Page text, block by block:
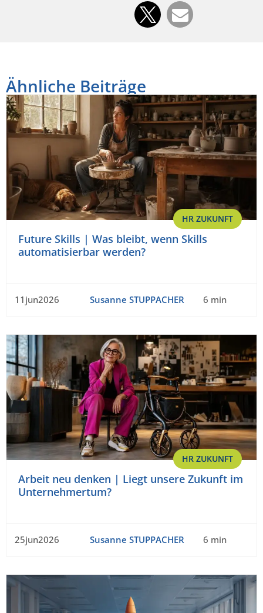
Ähnliche Beiträge
HR ZUKUNFT
Future Skills | Was bleibt, wenn Skills
automatisierbar werden?
11jun2026 Susanne STUPPACHER 6 min
HR ZUKUNFT
Arbeit neu denken | Liegt unsere Zukunft im
Unternehmertum?
25jun2026 Susanne STUPPACHER 6 min